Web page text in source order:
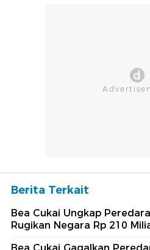
Berita Terkait
Bea Cukai Ungkap
Rugikan Negara Rp 210